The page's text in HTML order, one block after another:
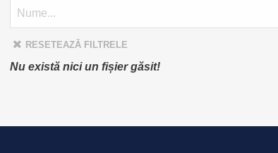
RESETEAZĂ FILTRELE
Nu există nici un fișier găsit!